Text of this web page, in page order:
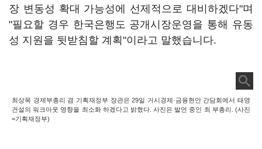
장 변동성 확대 가능성에 선제적으로 대비하겠다"며
"필요할 경우 한국은행도 공개시장운영을 통해 유동
성 지원을 뒷받침할 계획"이라고 말했습니다.
최상목 경제부총리 겸 기획재정부 장관은 29일 거시경제·금융현안 간담회에서 태영
건설의 워크아웃 영향을 최소화 하겠다고 밝혔다. 사진은 발언 중인 최 부총리. (사진
=기획재정부)